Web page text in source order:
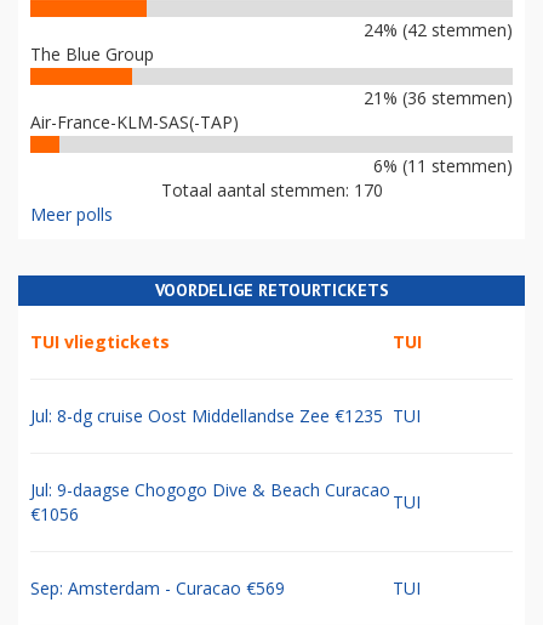
24% (42 stemmen)
The Blue Group
21% (36 stemmen)
Air-France-KLM-SAS(-TAP)
6% (11 stemmen)
Totaal aantal stemmen: 170
Meer polls
VOORDELIGE RETOURTICKETS
TUI vliegtickets TUI
Jul: 8-dg cruise Oost Middellandse Zee €1235 TUI
Jul: 9-daagse Chogogo Dive & Beach Curacao
€1056
TUI
Sep: Amsterdam - Curacao €569 TUI